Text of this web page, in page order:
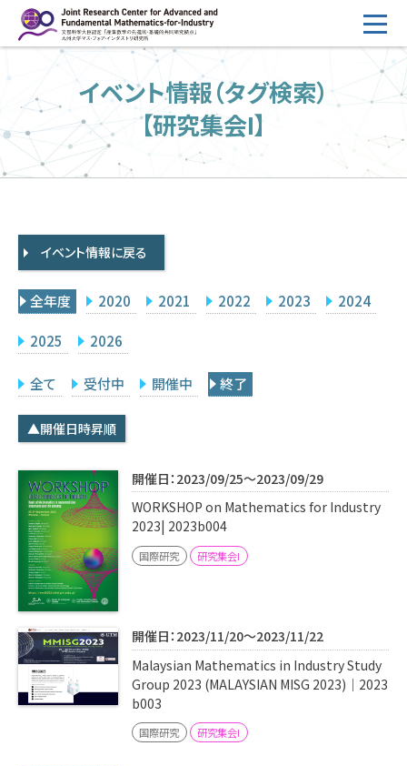
ン
へ
ス
キ
HOME
概要
運営
2026年度公募
採択研究・報告書一覧
イベント情報
研究代表者専用 委員専用
学内専用
Q&A
アクセス・お問合せ
メルマガ
イベント情報（タグ検索）
【研究集会I】
イベント情報に戻る
全年度 2020 2021 2022 2023 2024
2025 2026
全て 受付中 開催中 終了
▲開催日時昇順
開催日：2023/09/25～2023/09/29
WORKSHOP on Mathematics for Industry
2023| 2023b004
国際研究 研究集会I
開催日：2023/11/20～2023/11/22
Malaysian Mathematics in Industry Study
Group 2023 (MALAYSIAN MISG 2023)｜2023
b003
国際研究 研究集会I